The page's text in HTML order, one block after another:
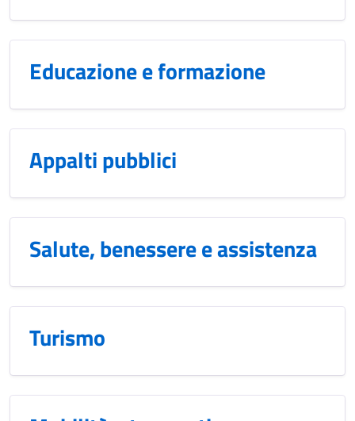
Educazione e formazione
Appalti pubblici
Salute, benessere e assistenza
Turismo